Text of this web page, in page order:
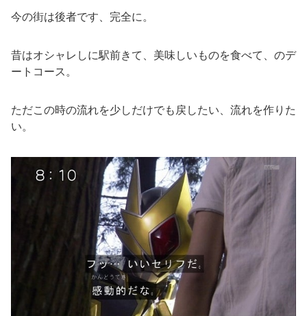
今の街は後者です、完全に。
昔はオシャレしに駅前きて、美味しいものを食べて、のデ
ートコース。
ただこの時の流れを少しだけでも戻したい、流れを作りた
い。